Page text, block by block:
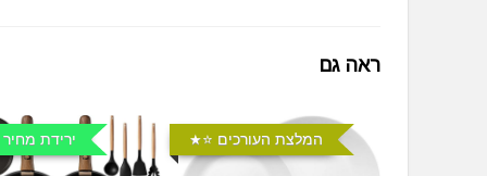
ראה גם
המלצת העורכים ⭐️ ירידת